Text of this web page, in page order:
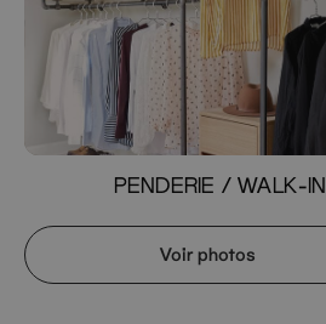
PENDERIE / WALK-IN
Voir photos